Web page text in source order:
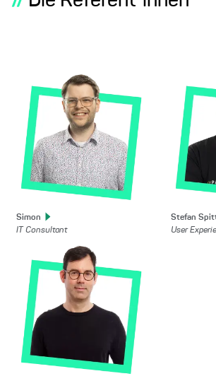
Simon
IT Consultant
Stefan
User